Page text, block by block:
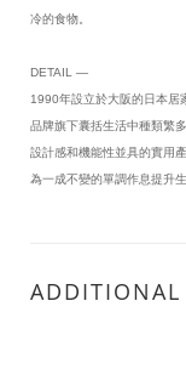
冷的食物。
DETAIL —
1990年設立於大阪的日本居
品牌旗下囊括生活中種類繁
設計感和機能性並具的實用
為一成不變的單調作息提升生
ADDITIONAL